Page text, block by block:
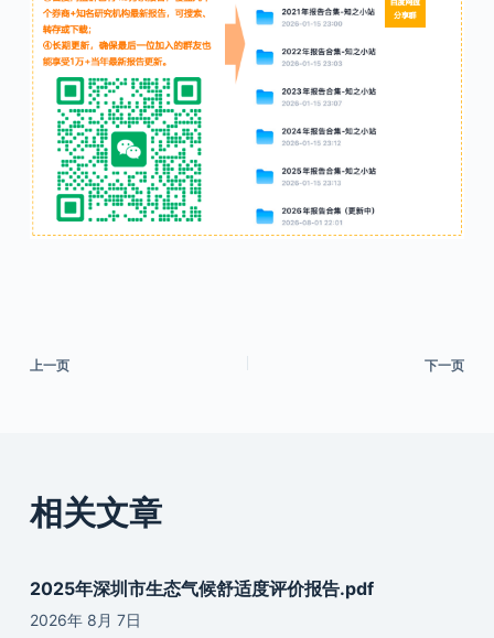
上一页 下一页
相关文章
2025年深圳市生态气候舒适度评价报告.pdf
2026年 8月 7日